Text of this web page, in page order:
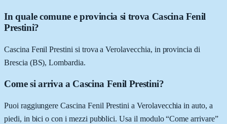
In quale comune e provincia si trova Cascina Fenil
Prestini?
Cascina Fenil Prestini si trova a Verolavecchia, in provincia di
Brescia (BS), Lombardia.
Come si arriva a Cascina Fenil Prestini?
Puoi raggiungere Cascina Fenil Prestini a Verolavecchia in auto, a
piedi, in bici o con i mezzi pubblici. Usa il modulo “Come arrivare”